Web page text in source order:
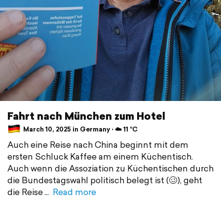
Fahrt nach München zum Hotel
March 10, 2025 in Germany ⋅ ☁️ 11 °C
Auch eine Reise nach China beginnt mit dem
ersten Schluck Kaffee am einem Küchentisch.
Auch wenn die Assoziation zu Küchentischen durch
die Bundestagswahl politisch belegt ist (🥴), geht
die Reise
Read more